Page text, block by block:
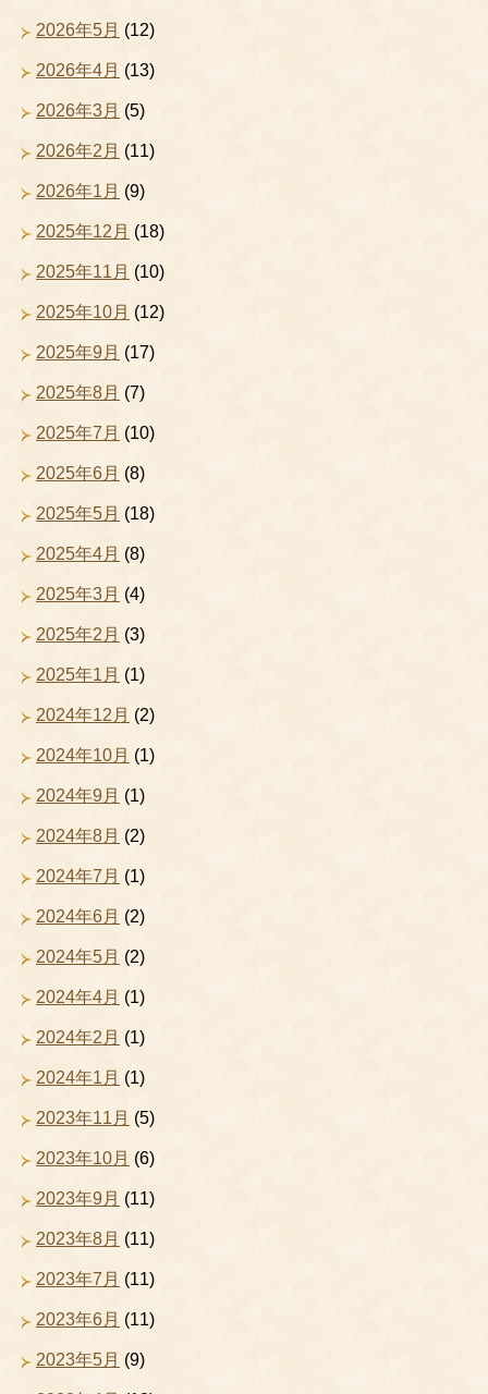
2026年5月 (12)
2026年4月 (13)
2026年3月 (5)
2026年2月 (11)
2026年1月 (9)
2025年12月 (18)
2025年11月 (10)
2025年10月 (12)
2025年9月 (17)
2025年8月 (7)
2025年7月 (10)
2025年6月 (8)
2025年5月 (18)
2025年4月 (8)
2025年3月 (4)
2025年2月 (3)
2025年1月 (1)
2024年12月 (2)
2024年10月 (1)
2024年9月 (1)
2024年8月 (2)
2024年7月 (1)
2024年6月 (2)
2024年5月 (2)
2024年4月 (1)
2024年2月 (1)
2024年1月 (1)
2023年11月 (5)
2023年10月 (6)
2023年9月 (11)
2023年8月 (11)
2023年7月 (11)
2023年6月 (11)
2023年5月 (9)